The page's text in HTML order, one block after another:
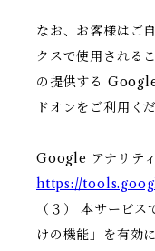
なお、お客様はご
クスで使用される
の提供する
ドオンをご利用く
Google アナリテ
https://
（３） 本サービ
けの機能」を有効